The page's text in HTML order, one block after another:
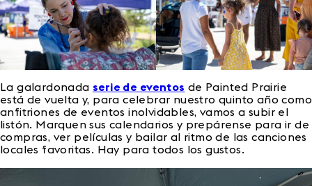
La galardonada serie de eventos de Painted Prairie
está de vuelta y, para celebrar nuestro quinto año como
anfitriones de eventos inolvidables, vamos a subir el
listón. Marquen sus calendarios y prepárense para ir de
compras, ver películas y bailar al ritmo de las canciones
locales favoritas. Hay para todos los gustos.